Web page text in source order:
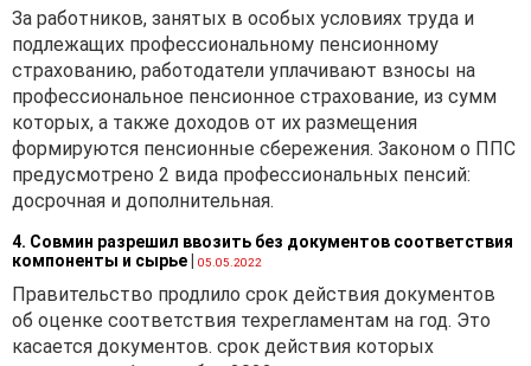
обезвреживания и (или)
использования отходов
товаров и отходов
упаковки возложен
на налоговые органы,
налоговым органам
предоставлено право
составлять протоколы и
административном
невыполнение
установленной
законодательством об
За работников, занятых в особых условиях труда и
подлежащих профессиональному пенсионному
страхованию, работодатели уплачивают взносы на
профессиональное пенсионное страхование, из сумм
которых, а также доходов от их размещения
формируются пенсионные сбережения. Законом о ППС
предусмотрено 2 вида профессиональных пенсий:
досрочная и дополнительная.
4. Совмин разрешил ввозить без документов соответствия
компоненты и сырье
05.05.2022
Правительство продлило срок действия документов
об оценке соответствия техрегламентам на год. Это
касается документов. срок действия которых